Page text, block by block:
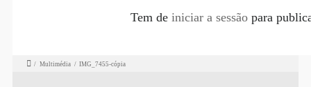
Tem de iniciar a sessãopara
/ Multimédia / IMG_7455-cópia